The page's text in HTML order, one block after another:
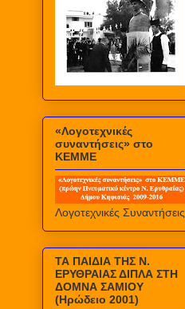
«Λογοτεχνικές
συναντήσεις» στο
ΚΕΜΜΕ
Λογοτεχνικές Συναντήσεις
ΤΑ ΠΑΙΔΙΑ ΤΗΣ Ν.
ΕΡΥΘΡΑΙΑΣ ΔΙΠΛΑ ΣΤΗ
ΔΟΜΝΑ ΣΑΜΙΟΥ
(Ηρώδειο 2001)